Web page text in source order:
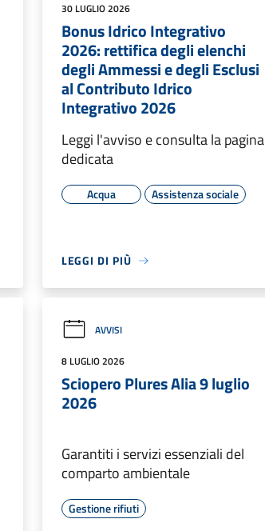
30 LUGLIO 2026
Bonus Idrico Integrativo
2026: rettifica degli elenchi
degli Ammessi e degli Esclusi
al Contributo Idrico
Integrativo 2026
Leggi l'avviso e consulta la pagina
dedicata
Acqua Assistenza sociale
LEGGI DI PIÙ
AVVISI
8 LUGLIO 2026
Sciopero Plures Alia 9 luglio
2026
Garantiti i servizi essenziali del
comparto ambientale
Gestione rifiuti